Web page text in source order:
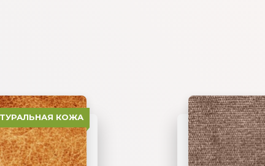
КОЖА
02 ЭКОКОЖА
06 ЖАККАРД
03 ФЛОК